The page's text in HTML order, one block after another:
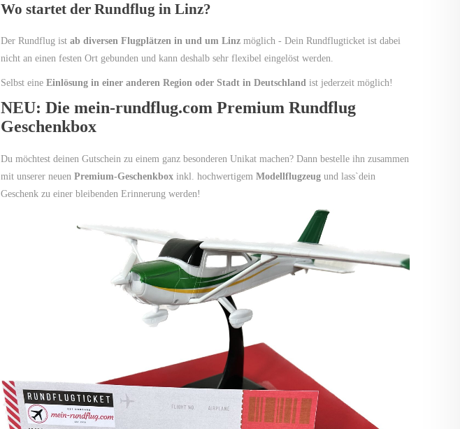
Wo startet der Rundflug in Linz?
Der Rundflug ist ab diversen Flugplätzen in und um Linz möglich - Dein Rundflugticket ist dabei
nicht an einen festen Ort gebunden und kann deshalb sehr flexibel eingelöst werden.
Selbst eine Einlösung in einer anderen Region oder Stadt in Deutschland ist jederzeit möglich!
NEU: Die mein-rundflug.com Premium Rundflug
Geschenkbox
Du möchtest deinen Gutschein zu einem ganz besonderen Unikat machen? Dann bestelle ihn zusammen
mit unserer neuen Premium-Geschenkbox inkl. hochwertigem Modellflugzeug und lass`dein
Geschenk zu einer bleibenden Erinnerung werden!